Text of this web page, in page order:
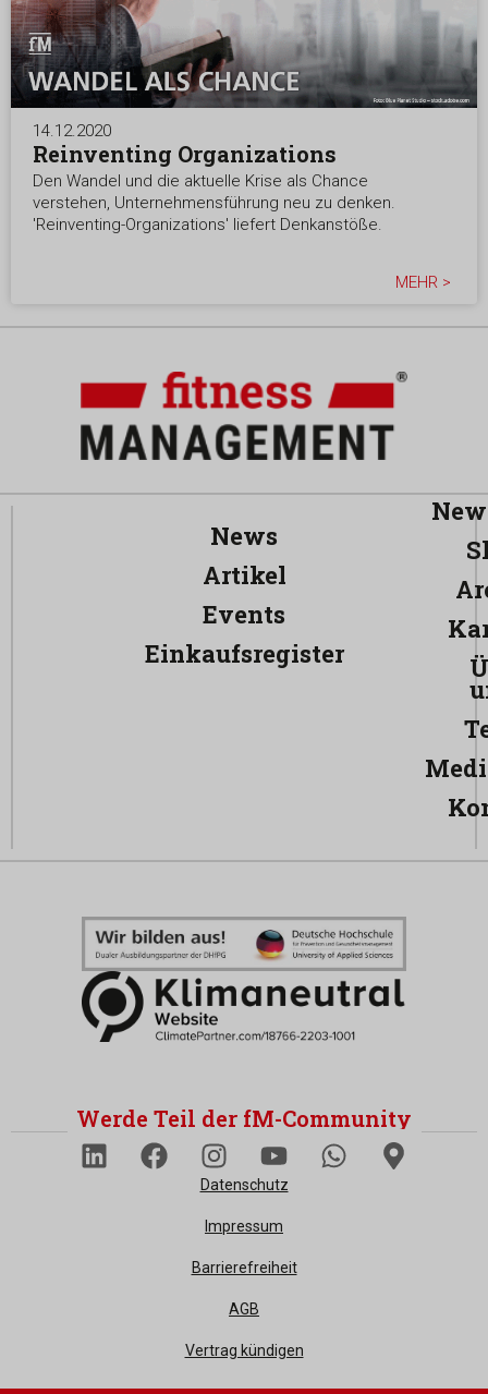
14.12.2020
Reinventing Organizations
Den Wandel und die aktuelle Krise als Chance
verstehen, Unternehmensführung neu zu denken.
'Reinventing-Organizations' liefert Denkanstöße.
MEHR >
News
Artikel
Events
Einkaufsregister
Werde Teil der fM-Community
Datenschutz
Impressum
Barrierefreiheit
AGB
Vertrag kündigen